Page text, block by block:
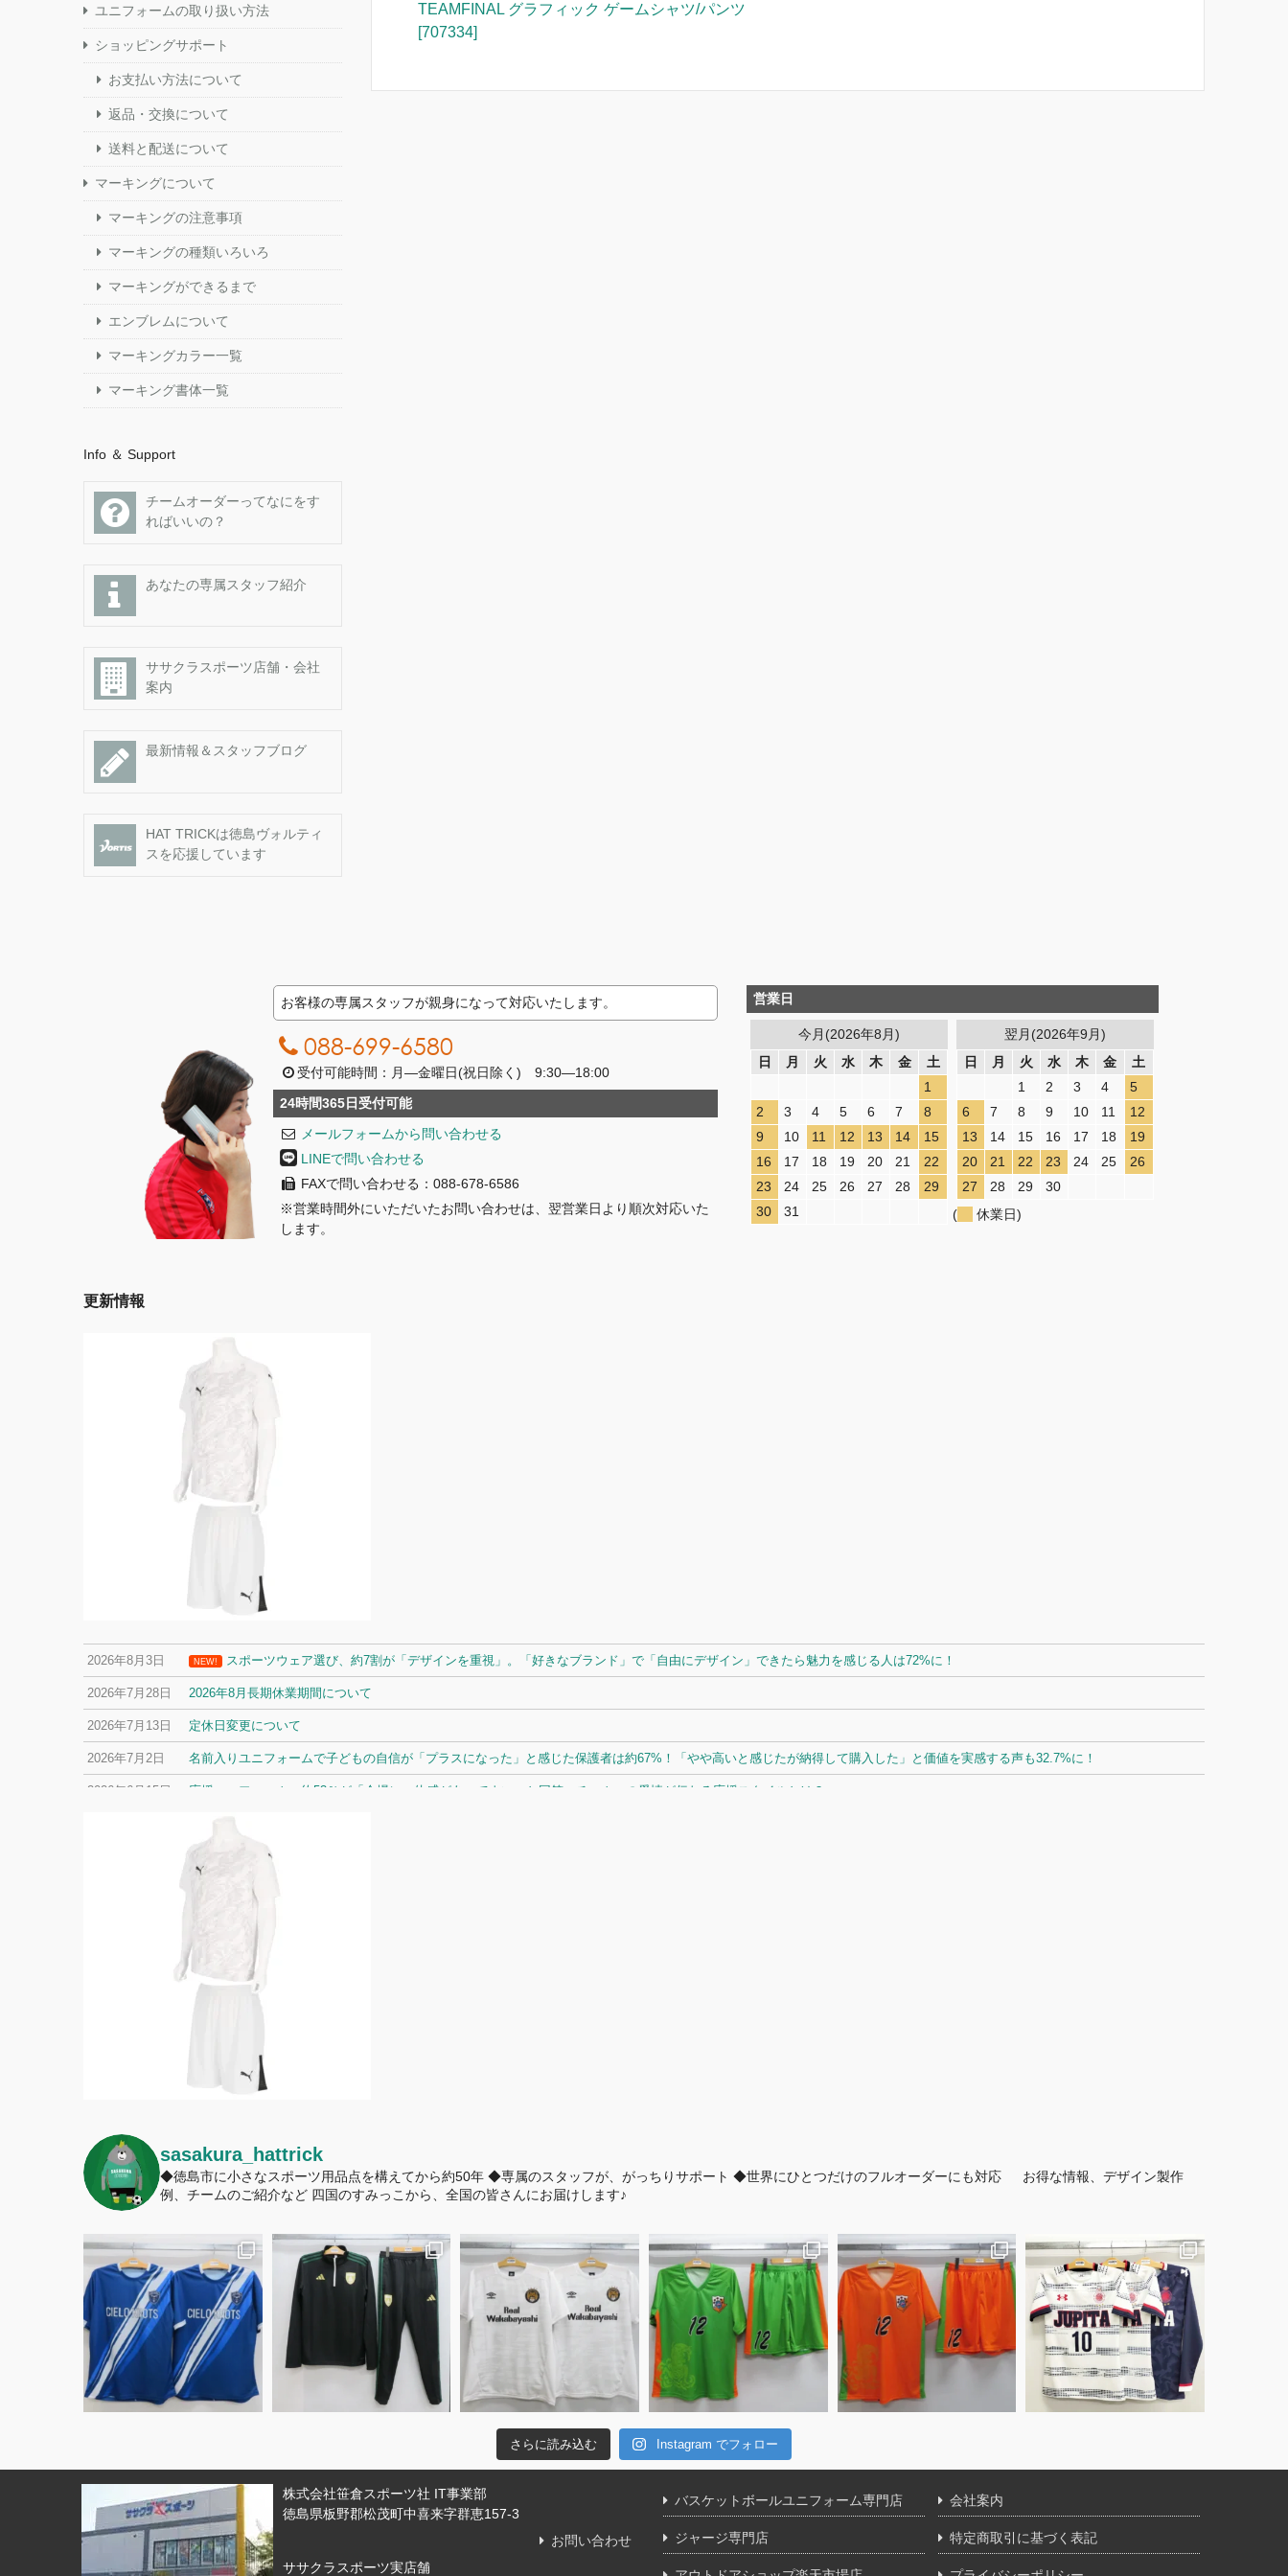
TEAMFINAL グラフィック ゲームシャツ/パンツ
[707334]
ユニフォームの取り扱い方法
ショッピングサポート
お支払い方法について
返品・交換について
送料と配送について
マーキングについて
マーキングの注意事項
マーキングの種類いろいろ
マーキングができるまで
エンブレムについて
マーキングカラー一覧
マーキング書体一覧
Info ＆ Support
チームオーダーってなにをす
ればいいの？
あなたの専属スタッフ紹介
ササクラスポーツ店舗・会社
案内
最新情報＆スタッフブログ
HAT TRICKは徳島ヴォルティ
スを応援しています
お客様の専属スタッフが親身になって対応いたします。
088-699-6580
受付可能時間：月―金曜日(祝日除く) 9:30―18:00
24時間365日受付可能
メールフォームから問い合わせる
LINEで問い合わせる
FAXで問い合わせる：088-678-6586
※営業時間外にいただいたお問い合わせは、翌営業日より順次対応いた
します。
営業日
今月(2026年8月)
日
月 火 水 木 金
土
1
2
3 4 5 6 7
8
9
10 11 12 13 14
15
16
17 18 19 20 21
22
23
24 25 26 27 28
29
30
31
翌月(2026年9月)
日
月 火 水 木 金
土
1
2 3 4
5
6
7 8 9 10 11
12
13
14 15 16 17 18
19
20
21 22 23 24 25
26
27
28 29
30
(
休業日)
更新情報
2026年8月3日 NEW! スポーツウェア選び、約7割が「デザインを重視」。「好きなブランド」で「自由にデザイン」できたら魅力を感じる人は72%に！
2026年7月28日 2026年8月長期休業期間について
2026年7月13日 定休日変更について
2026年7月2日 名前入りユニフォームで子どもの自信が「プラスになった」と感じた保護者は約67%！「やや高いと感じたが納得して購入した」と価値を実感する声も32.7%に！
2026年6月15日 応援ユニフォーム、約53％が「会場に一体感があってよい」と回答。チームへの愛情が伝わる応援スタイルとは？
sasakura_hattrick
◆徳島市に小さなスポーツ用品点を構えてから約50年 ◆専属のスタッフが、がっちりサポート ◆世界にひとつだけのフルオーダーにも対応
お得な情報、デザイン製作
例、チームのご紹介など 四国のすみっこから、全国の皆さんにお届けします♪
さらに読み込む Instagram でフォロー
株式会社笹倉スポーツ社 IT事業部
徳島県板野郡松茂町中喜来字群恵157-3
お問い合わせ
ササクラスポーツ実店舗
バスケットボールユニフォーム専門店
ジャージ専門店
会社案内
特定商取引に基づく表記